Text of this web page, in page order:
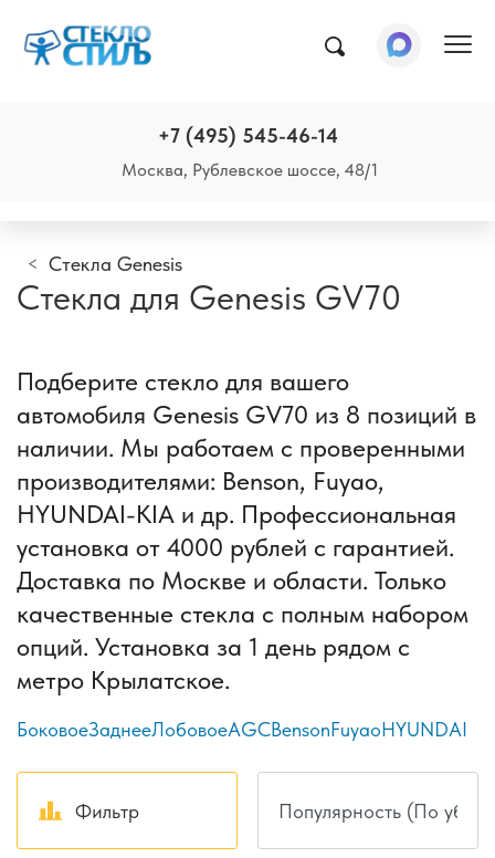
+7 (495) 545-46-14
Москва, Рублевское шоссе, 48/1
Стекла Genesis
Стекла для Genesis GV70
Подберите стекло для вашего
автомобиля Genesis GV70 из 8 позиций в
наличии. Мы работаем с проверенными
производителями: Benson, Fuyao,
HYUNDAI-KIA и др. Профессиональная
установка от 4000 рублей с гарантией.
Доставка по Москве и области. Только
качественные стекла с полным набором
опций. Установка за 1 день рядом с
метро Крылатское.
БоковоеЗаднееЛобовоеAGCBensonFuyaoHYUNDAI
Фильтр